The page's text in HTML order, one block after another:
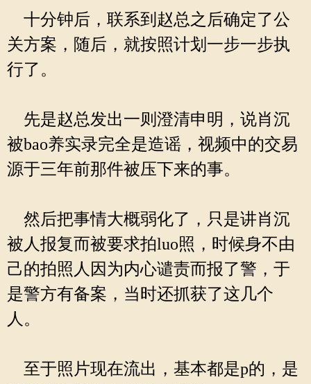
十分钟后，联系到赵总之后确定了公
关方案，随后，就按照计划一步一步执
行了。
先是赵总发出一则澄清申明，说肖沉
被bao养实录完全是造谣，视频中的交易
源于三年前那件被压下来的事。
然后把事情大概弱化了，只是讲肖沉
被人报复而被要求拍luo照，时候身不由
己的拍照人因为内心谴责而报了警，于
是警方有备案，当时还抓获了这几个
人。
至于照片现在流出，基本都是p的，是